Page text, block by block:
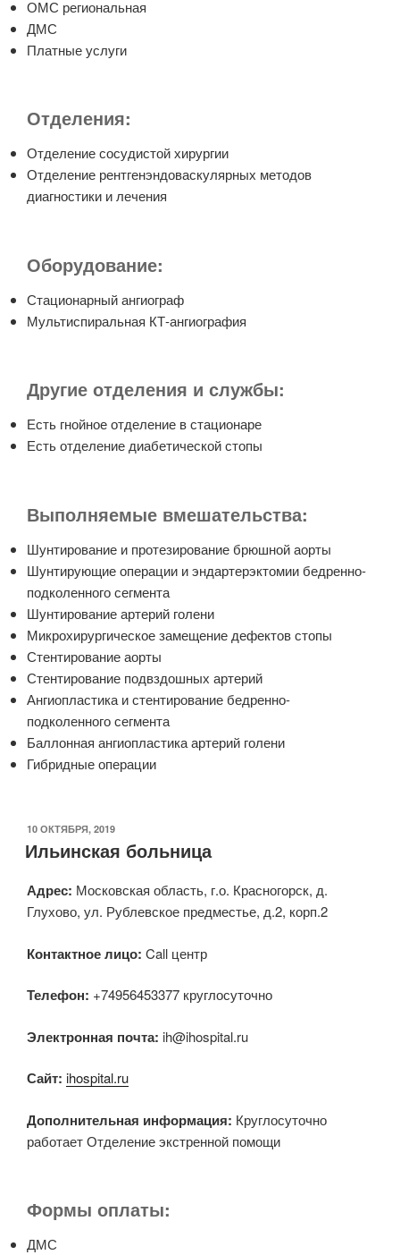
ОМС региональная
ДМС
Платные услуги
Отделения:
Отделение сосудистой хирургии
Отделение рентгенэндоваскулярных методов
диагностики и лечения
Оборудование:
Стационарный ангиограф
Мультиспиральная КТ-ангиография
Другие отделения и службы:
Есть гнойное отделение в стационаре
Есть отделение диабетической стопы
Выполняемые вмешательства:
Шунтирование и протезирование брюшной аорты
Шунтирующие операции и эндартерэктомии бедренно-
подколенного сегмента
Шунтирование артерий голени
Микрохирургическое замещение дефектов стопы
Стентирование аорты
Стентирование подвздошных артерий
Ангиопластика и стентирование бедренно-
подколенного сегмента
Баллонная ангиопластика артерий голени
Гибридные операции
ОПУБЛИКОВАНО
10 ОКТЯБРЯ, 2019
Ильинская больница
Адрес: Московская область, г.о. Красногорск, д.
Глухово, ул. Рублевское предместье, д.2, корп.2
Контактное лицо: Call центр
Телефон: +74956453377 круглосуточно
Электронная почта: ih@ihospital.ru
Сайт: ihospital.ru
Дополнительная информация: Круглосуточно
работает Отделение экстренной помощи
Формы оплаты:
ДМС